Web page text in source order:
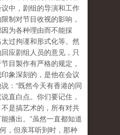
中，剧组的导演和工作
制对节目收视的影响，
为各种理由而不能採
过拘谨和形式化等。然
应剧组人员的意见，只
目製作有严格的规定，
象深刻的，是他在会议
：“既然今天有香港的同
直白点。你们要记住，
是搞艺术的，所有对共
播出。”虽然一直都知道
，但亲耳听到时，那种